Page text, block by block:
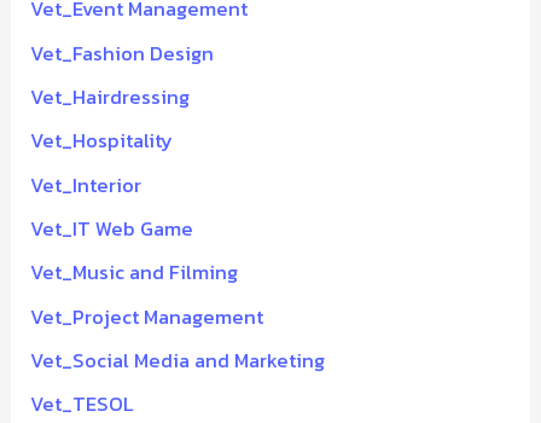
Vet_Event Management
Vet_Fashion Design
Vet_Hairdressing
Vet_Hospitality
Vet_Interior
Vet_IT Web Game
Vet_Music and Filming
Vet_Project Management
Vet_Social Media and Marketing
Vet_TESOL